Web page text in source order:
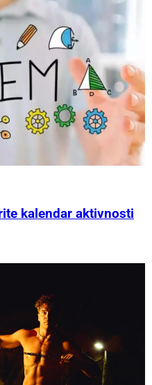
kalendar aktivnosti